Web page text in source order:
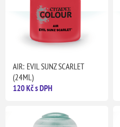
AIR: EVIL SUNZ SCARLET
(24ML)
120 Kč s DPH